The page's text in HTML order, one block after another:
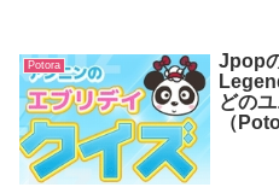
Potora
Jpop
どの
（